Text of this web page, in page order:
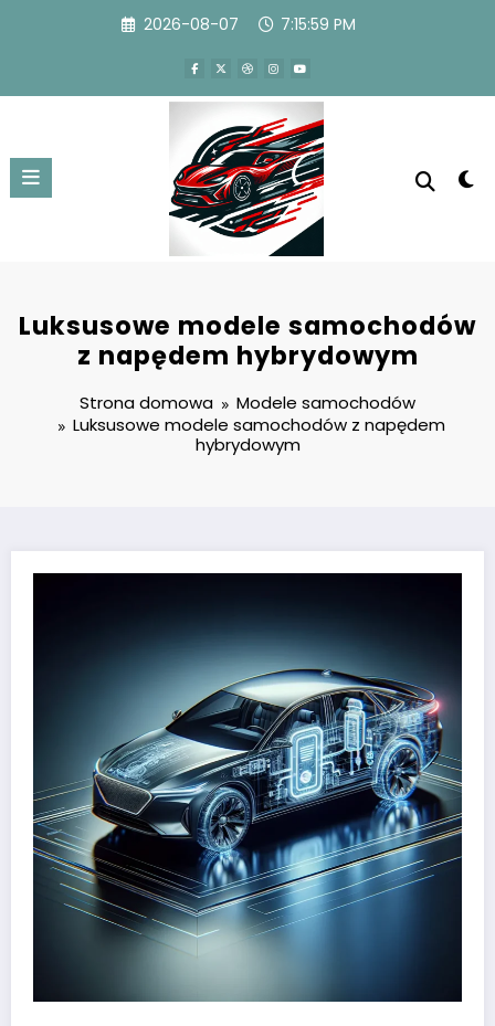
2026-08-07 7:16:00 PM
Luksusowe modele samochodów
z napędem hybrydowym
Strona domowa
Modele samochodów
Luksusowe modele samochodów z napędem
hybrydowym